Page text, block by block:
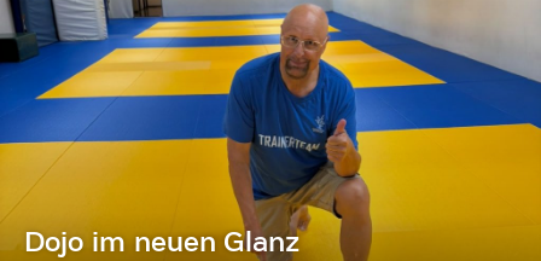
Dojo im neuen Glanz